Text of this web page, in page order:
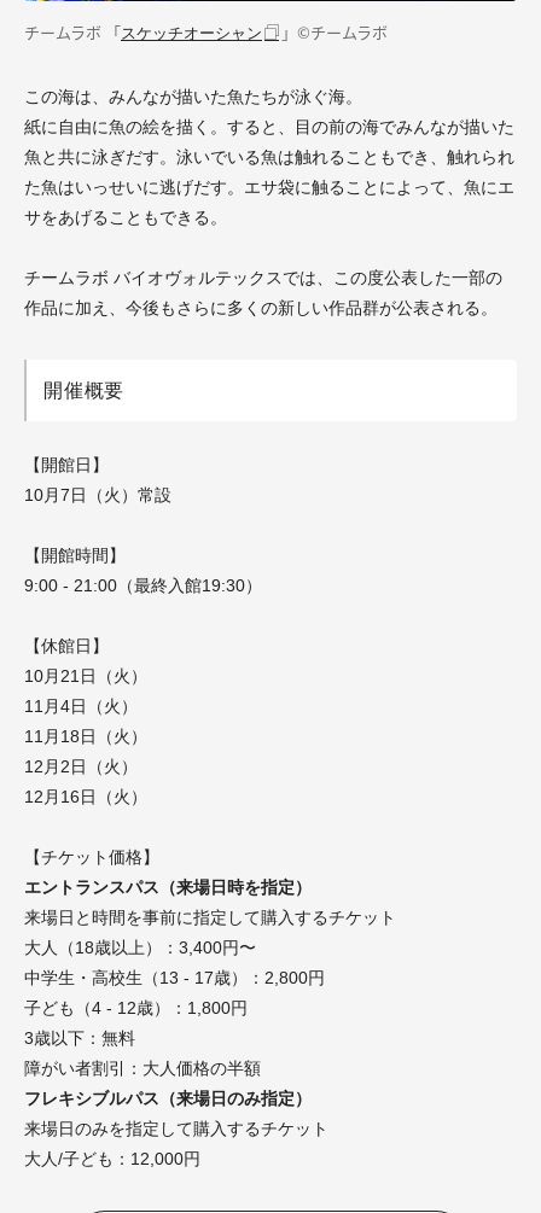
チームラボ 「スケッチオーシャン 」©チームラボ
この海は、みんなが描いた魚たちが泳ぐ海。
紙に自由に魚の絵を描く。すると、目の前の海でみんなが描いた
魚と共に泳ぎだす。泳いでいる魚は触れることもでき、触れられ
た魚はいっせいに逃げだす。エサ袋に触ることによって、魚にエ
サをあげることもできる。
チームラボ バイオヴォルテックスでは、この度公表した一部の
作品に加え、今後もさらに多くの新しい作品群が公表される。
開催概要
【開館日】
10月7日（火）常設
【開館時間】
9:00 - 21:00（最終入館19:30）
【休館日】
10月21日（火）
11月4日（火）
11月18日（火）
12月2日（火）
12月16日（火）
【チケット価格】
エントランスパス（来場日時を指定）
来場日と時間を事前に指定して購入するチケット
大人（18歳以上）：3,400円〜
中学生・高校生（13 - 17歳）：2,800円
子ども（4 - 12歳）：1,800円
3歳以下：無料
障がい者割引：大人価格の半額
フレキシブルパス（来場日のみ指定）
来場日のみを指定して購入するチケット
大人/子ども：12,000円